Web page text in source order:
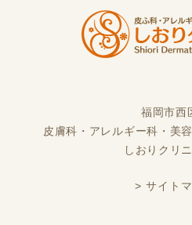
福岡市西
皮膚科・アレルギー科・美
しおりクリ
> サイト